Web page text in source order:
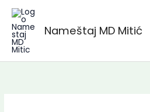
Skip
content
Nameštaj MD Mitić